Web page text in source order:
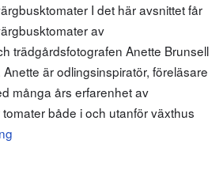
I det här avsnittet får
av
trädgårdsfotografen Anette Brunsell
är odlingsinspiratör, föreläsare
många års erfarenhet av
både i och utanför växthus